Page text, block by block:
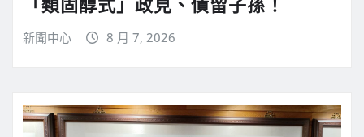
新聞中心 8 月 7, 2026